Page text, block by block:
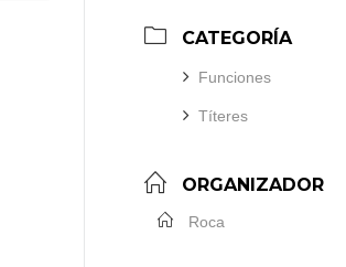
CATEGORÍA
Funciones
Títeres
ORGANIZADOR
Roca